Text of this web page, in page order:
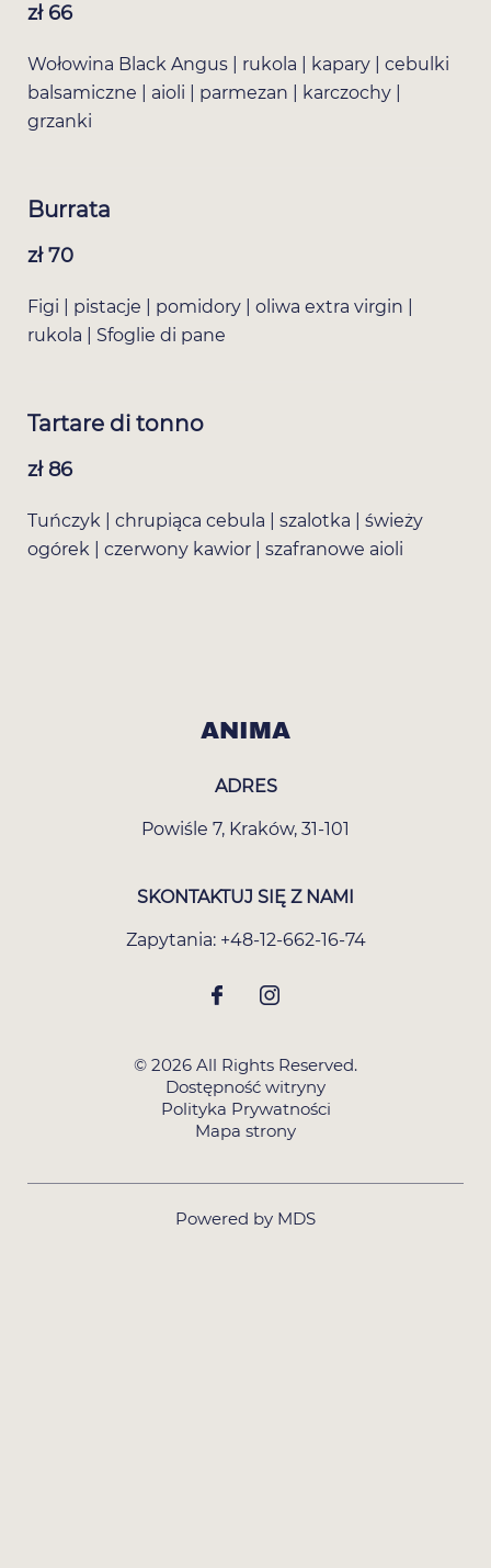
zł 66
Wołowina Black Angus | rukola | kapary | cebulki
balsamiczne | aioli | parmezan | karczochy |
grzanki
Burrata
zł 70
Figi | pistacje | pomidory | oliwa extra virgin |
rukola | Sfoglie di pane
Tartare di tonno
zł 86
Tuńczyk | chrupiąca cebula | szalotka | świeży
ogórek | czerwony kawior | szafranowe aioli
ANIMA
ADRES
Powiśle 7, Kraków, 31-101
SKONTAKTUJ SIĘ Z NAMI
Zapytania: +48-12-662-16-74
© 2026 All Rights Reserved.
Dostępność witryny
Polityka Prywatności
Mapa strony
Powered by MDS